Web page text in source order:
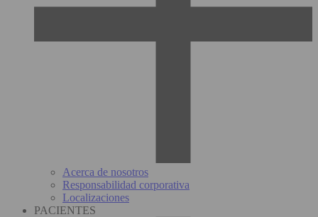
Acerca de nosotros
Responsabilidad corporativa
Localizaciones
PACIENTES